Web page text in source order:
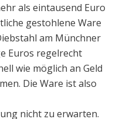
als eintausend Euro
gestohlene Ware
am Münchner
Euros regelrecht
wie möglich an Geld
Die Ware ist also
nicht zu erwarten.